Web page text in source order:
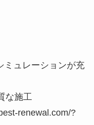
ミュレーションが充
な施工
renewal.com/?